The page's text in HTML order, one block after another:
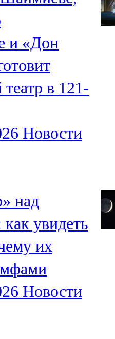
и «Дон
в 121-
Новости
над
увидеть
их
Новости